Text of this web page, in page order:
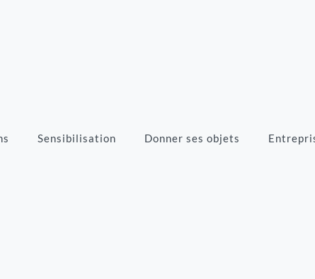
Sensibilisation Donner ses objets